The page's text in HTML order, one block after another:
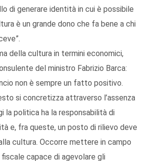
di generare identità in cui è possibile
è un grande dono che fa bene a chi
della cultura in termini economici,
del ministro Fabrizio Barca:
non è sempre un fatto positivo.
si concretizza attraverso l’assenza
la politica ha la responsabilità di
e, fra queste, un posto di rilievo deve
cultura. Occorre mettere in campo
capace di agevolare gli